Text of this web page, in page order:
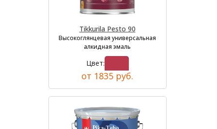
Tikkurila Pesto 90
Высокоглянцевая универсальная
алкидная эмаль
Цвет:
от 1835 руб.